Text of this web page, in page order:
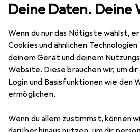
Deine Daten. Deine
Wenn du nur das Nötigste wählst,
Cookies und ähnlichen
deinem Gerät und deinem
Website. Diese brauchen wir, um dir
Login und Basisfunktionen wie den
ermöglichen.
Wenn du allem zustimmst, können
+ Gesundheit Körperpflege
MENGENRABATT
Spray, 150 ml
EUR
12,50 Spare